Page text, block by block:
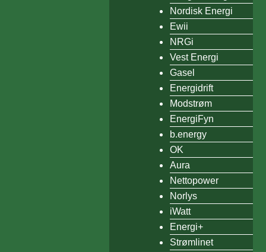
Nordisk Energi
Ewii
NRGi
Vest Energi
Gasel
Energidrift
Modstrøm
EnergiFyn
b.energy
OK
Aura
Nettopower
Norlys
iWatt
Energi+
Strømlinet